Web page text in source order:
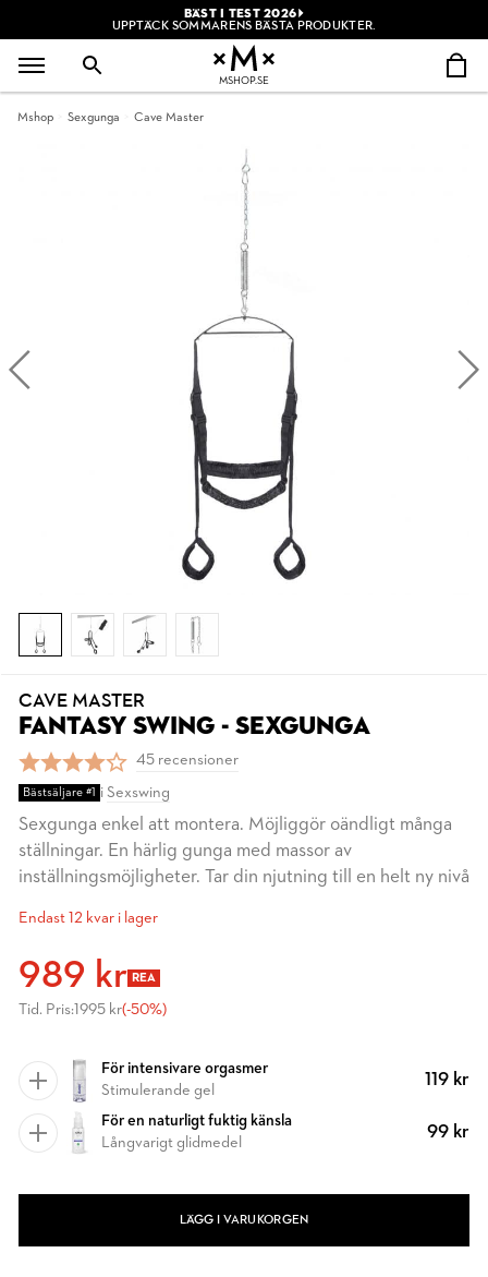
BÄST I TEST 2026
UPPTÄCK SOMMARENS BÄSTA PRODUKTER.
MSHOP.SE
Mshop Sexgunga Cave Master
CAVE MASTER
FANTASY SWING - SEXGUNGA
45 recensioner
Bästsäljare #1 i Sexswing
Sexgunga enkel att montera. Möjliggör oändligt många
ställningar. En härlig gunga med massor av
inställningsmöjligheter. Tar din njutning till en helt ny nivå
Endast 12 kvar i lager
989 kr REA
Tid. Pris:1995 kr(-50%)
För intensivare orgasmer
Stimulerande gel
119 kr
För en naturligt fuktig känsla
Långvarigt glidmedel
99 kr
LÄGG I VARUKORGEN